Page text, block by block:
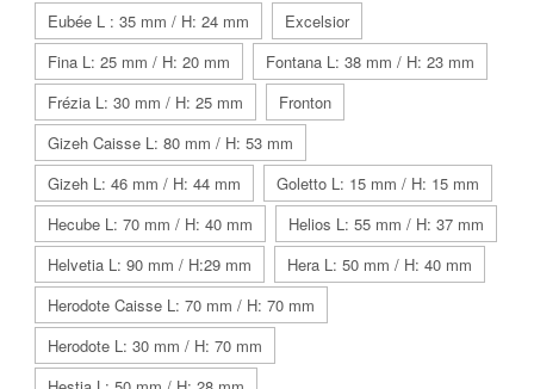
Eubée L : 35 mm / H: 24 mm
Excelsior
Fina L: 25 mm / H: 20 mm
Fontana L: 38 mm / H: 23 mm
Frézia L: 30 mm / H: 25 mm
Fronton
Gizeh Caisse L: 80 mm / H: 53 mm
Gizeh L: 46 mm / H: 44 mm
Goletto L: 15 mm / H: 15 mm
Hecube L: 70 mm / H: 40 mm
Helios L: 55 mm / H: 37 mm
Helvetia L: 90 mm / H:29 mm
Hera L: 50 mm / H: 40 mm
Herodote Caisse L: 70 mm / H: 70 mm
Herodote L: 30 mm / H: 70 mm